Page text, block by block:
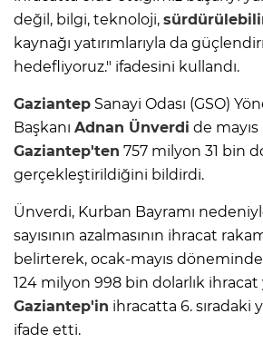
değil, bilgi, teknoloji,
kaynağı yatırımlarıyla da
hedefliyoruz." ifadesini kullandı.
Gaziantep Sanayi Odası (GSO)
Başkanı Adnan Ünverdi de mayıs
Gaziantep'ten 757 milyon 31 bin
gerçekleştirildiğini bildirdi.
Ünverdi, Kurban Bayramı
sayısının azalmasının ihracat
belirterek, ocak-mayıs
124 milyon 998 bin dolarlık ihracat
Gaziantep'in ihracatta 6.
ifade etti.